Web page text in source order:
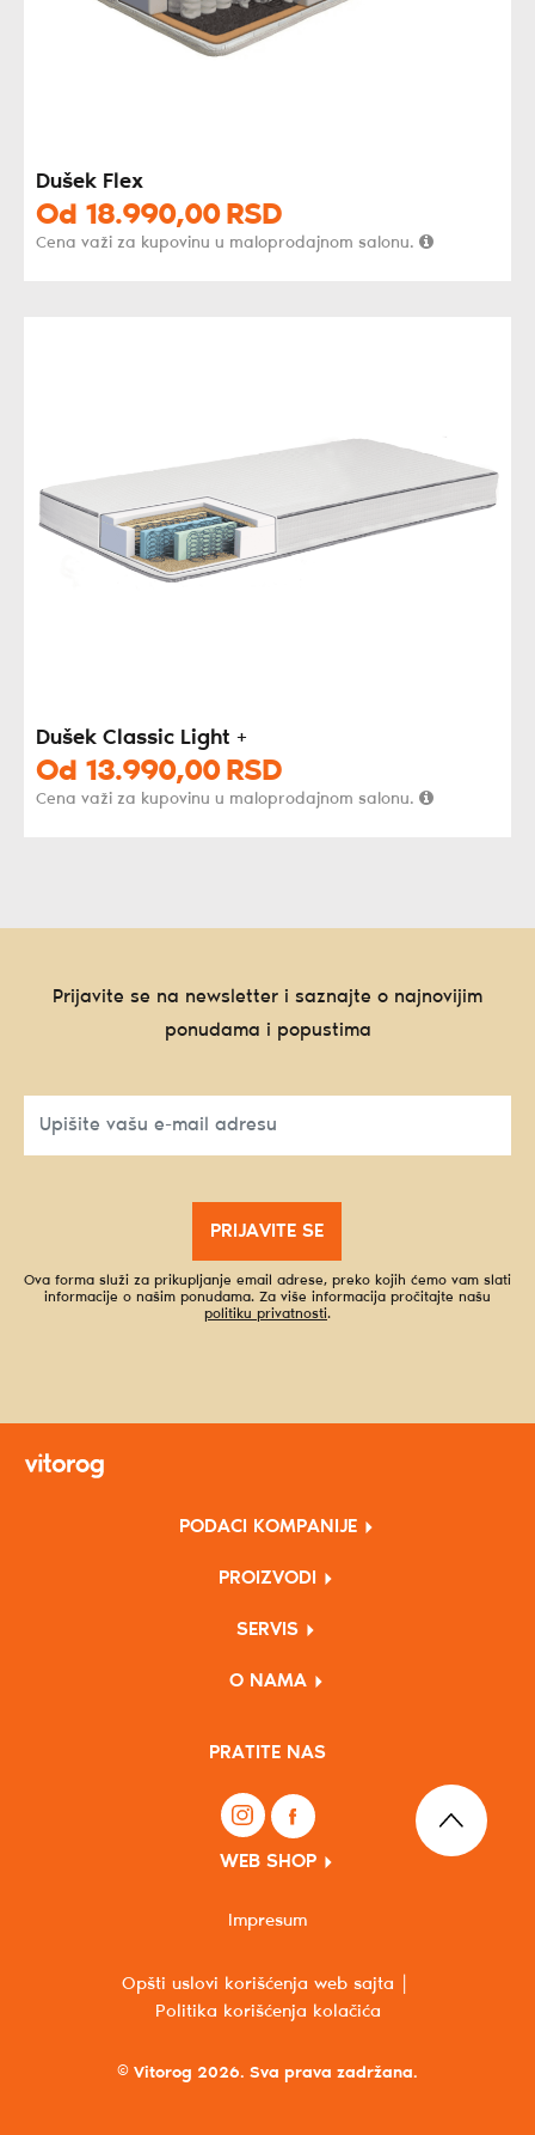
Dušek Flex
Od 18.990,00 RSD
Cena važi za kupovinu u maloprodajnom salonu.
Dušek Classic Light +
Od 13.990,00 RSD
Cena važi za kupovinu u maloprodajnom salonu.
Prijavite se na newsletter i saznajte o najnovijim
ponudama i popustima
PRIJAVITE SE
Ova forma služi za prikupljanje email adrese, preko kojih ćemo vam slati
informacije o našim ponudama. Za više informacija pročitajte našu
politiku privatnosti.
PODACI KOMPANIJE
PROIZVODI
SERVIS
O NAMA
PRATITE NAS
WEB SHOP
© Vitorog 2026. Sva prava zadržana.
Opšti uslovi korišćenja web sajta
Politika korišćenja kolačića
Impresum